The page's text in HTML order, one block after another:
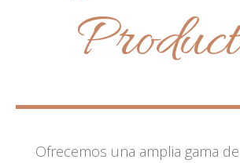
Ofrecemos una amplia gama de